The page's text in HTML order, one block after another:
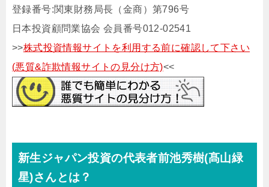
登録番号:関東財務局長（金商）第796号
日本投資顧問業協会 会員番号012-02541
>>株式投資情報サイトを利用する前に確認して下さい
(悪質&詐欺情報サイトの見分け方)<<
新生ジャパン投資の代表者前池秀樹(髙山緑
星)さんとは？